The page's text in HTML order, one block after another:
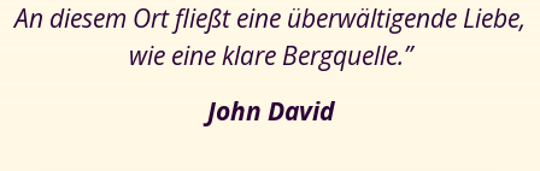
An diesem Ort fließt eine überwältigende Liebe,
wie eine klare Bergquelle.”
John David